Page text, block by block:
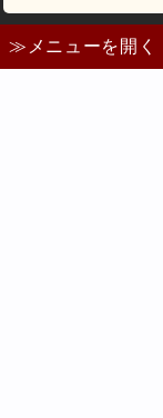
≫メニューを開く